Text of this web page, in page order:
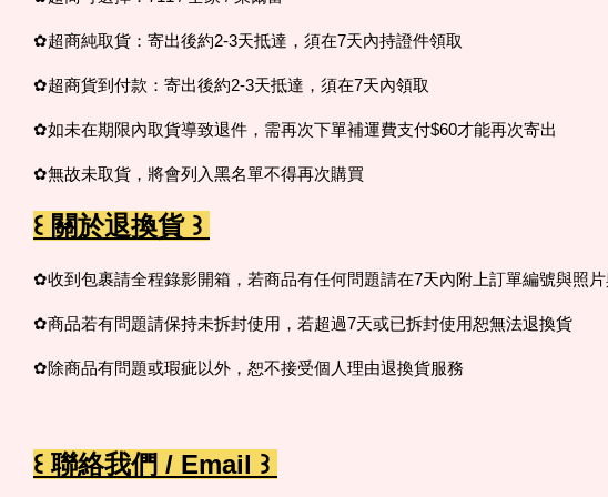
✿超商純取貨：寄出後約2-3天抵達，須在7天內持證件領取
✿超商貨到付款：寄出後約2-3天抵達，須在7天內領取
✿如未在期限內取貨導致退件，需再次下單補運費支付$60才能再次寄出
✿無故未取貨， 將會列入黑名單不得再次購買
꒰ 關於退換貨 ꒱
✿收到包裹請全程錄影開箱，若商品有任何問題請在7天內附上訂單編號與照
✿商品若有問題請保持未拆封使用，若超過7天或已拆封使用恕無法退換貨
✿除商品有問題或瑕疵以外，恕不接受個人理由退換貨服務
꒰ 聯絡我們 / Email ꒱